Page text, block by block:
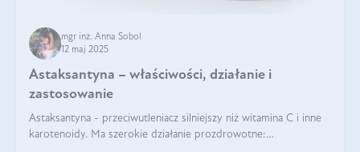
mgr inż. Anna Sobol
12 maj 2025
Astaksantyna – właściwości, działanie i
zastosowanie
Astaksantyna - przeciwutleniacz silniejszy niż witamina C i inne
karotenoidy. Ma szerokie działanie prozdrowotne: